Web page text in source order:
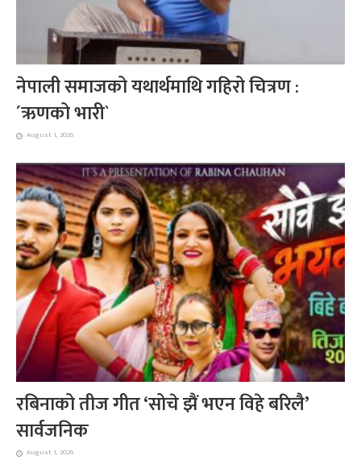
नेपाली समाजको यथार्थमाथि गहिरो चित्रण :
´ऋणको भारी`
August 1, 2026
रबिनाको तीज गीत ‘सोचे झैं भएन विहे बरिलै’
सार्वजनिक
August 1, 2026